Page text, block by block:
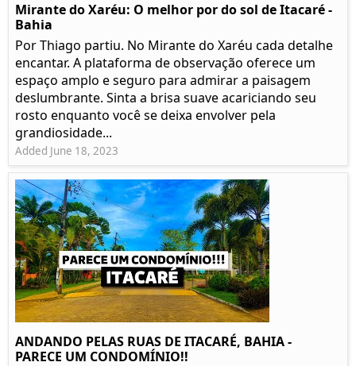
Mirante do Xaréu: O melhor por do sol de Itacaré -
Bahia
Por Thiago partiu. No Mirante do Xaréu cada detalhe
encantar. A plataforma de observação oferece um
espaço amplo e seguro para admirar a paisagem
deslumbrante. Sinta a brisa suave acariciando seu
rosto enquanto você se deixa envolver pela
grandiosidade...
Added June 18, 2023
ANDANDO PELAS RUAS DE ITACARÉ, BAHIA -
PARECE UM CONDOMÍNIO!!